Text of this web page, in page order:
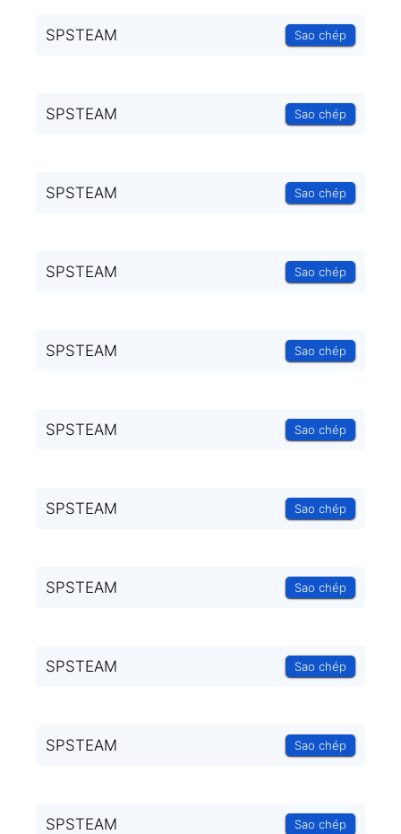
SPSTEAM Sao chép
SPSTEAM Sao chép
SPSTEAM Sao chép
SPSTEAM Sao chép
SPSTEAM Sao chép
SPSTEAM Sao chép
SPSTEAM Sao chép
SPSTEAM Sao chép
SPSTEAM Sao chép
SPSTEAM Sao chép
SPSTEAM Sao chép